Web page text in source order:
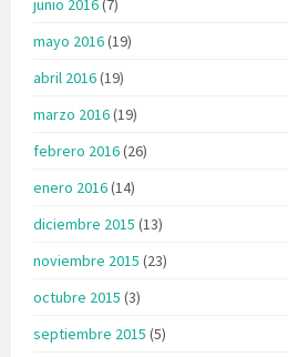
junio 2016(7)
mayo 2016(19)
abril 2016(19)
marzo 2016(19)
febrero 2016(26)
enero 2016(14)
diciembre 2015 (13)
noviembre 2015 (23)
octubre 2015 (3)
septiembre 2015 (5)